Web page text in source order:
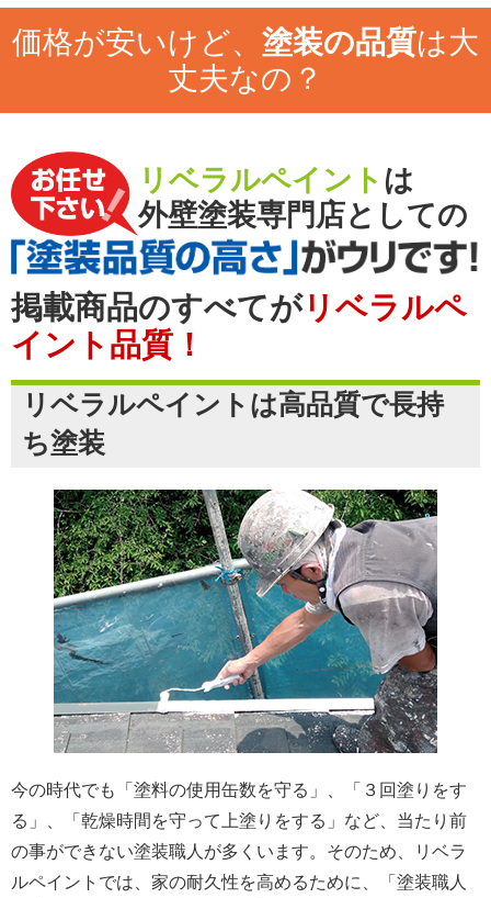
価格が安いけど、 塗装の品質は大
丈夫なの？
リベラルペイント は
外壁塗装専門店としての
掲載商品のすべてがリベラルペ
イント品質！
リベラルペイントは高品質で長持
ち塗装
今の時代でも「塗料の使用缶数を守る」、「３回塗りをす
る」、「乾燥時間を守って上塗りをする」など、当たり前
の事ができない塗装職人が多くいます。そのため、リベラ
ルペイントでは、家の耐久性を高めるために、「塗装職人